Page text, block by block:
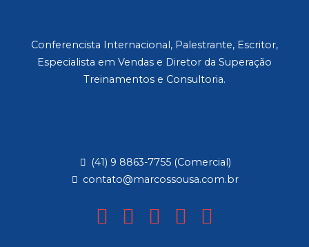
Conferencista Internacional, Palestrante, Escritor,
Especialista em Vendas e Diretor da Superação
Treinamentos e Consultoria.
(41) 9 8863-7755 (Comercial)
contato@marcossousa.com.br